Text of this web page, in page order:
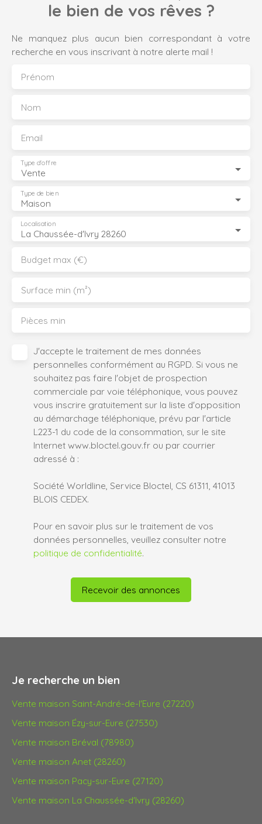
le bien de vos rêves ?
Ne manquez plus aucun bien correspondant à votre
recherche en vous inscrivant à notre alerte mail !
Prénom
Nom
Email
Vente
Type d'offre
Maison
Type de bien
La Chaussée-d'Ivry 28260
Localisation
Budget max (€)
Surface min (m²)
Pièces min
J'accepte le traitement de mes données
personnelles conformément au RGPD. Si vous ne
souhaitez pas faire l'objet de prospection
commerciale par voie téléphonique, vous pouvez
vous inscrire gratuitement sur la liste d'opposition
au démarchage téléphonique, prévu par l'article
L223-1 du code de la consommation, sur le site
Internet www.bloctel.gouv.fr ou par courrier
adressé à :
Société Worldline, Service Bloctel, CS 61311, 41013
BLOIS CEDEX.
Pour en savoir plus sur le traitement de vos
données personnelles, veuillez consulter notre
politique de confidentialité.
Recevoir des annonces
Je recherche un bien
Vente maison Saint-André-de-l'Eure (27220)
Vente maison Ézy-sur-Eure (27530)
Vente maison Bréval (78980)
Vente maison Anet (28260)
Vente maison Pacy-sur-Eure (27120)
Vente maison La Chaussée-d'Ivry (28260)